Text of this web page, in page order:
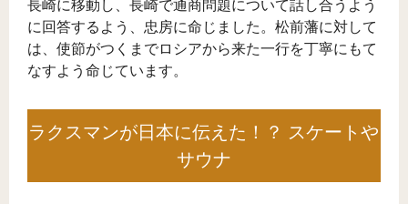
長崎に移動し、長崎で通商問題について話し合うよう
に回答するよう、忠房に命じました。松前藩に対して
は、使節がつくまでロシアから来た一行を丁寧にもて
なすよう命じています。
ラクスマンが日本に伝えた！？ スケートや
サウナ